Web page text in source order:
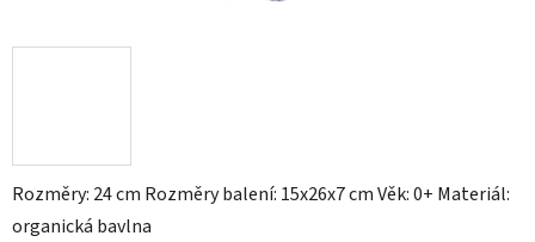
Rozměry: 24 cm Rozměry balení: 15x26x7 cm Věk: 0+ Materiál:
organická bavlna